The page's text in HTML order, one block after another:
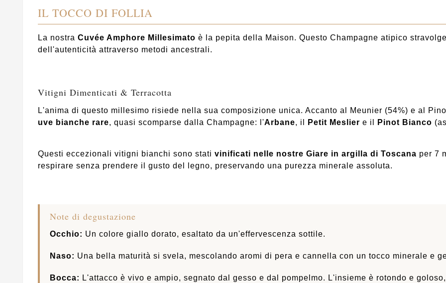
IL TOCCO DI FOLLIA
La nostra Cuvée Amphore Millesimato è la pepita della Maison. Questo Champagne atipico
dell'autenticità attraverso metodi ancestrali.
Vitigni Dimenticati & Terracotta
L'anima di questo millesimo risiede nella sua composizione unica. Accanto al Meunier (54%) e al
uve bianche rare, quasi scomparse dalla Champagne: l'Arbane, il Petit Meslier e il Pinot Bianco
Questi eccezionali vitigni bianchi sono stati vinificati nelle nostre Giare in argilla di Toscana per 7
respirare senza prendere il gusto del legno, preservando una purezza minerale assoluta.
Note di degustazione
Occhio: Un colore giallo dorato, esaltato da un'effervescenza sottile.
Naso: Una bella maturità si svela, mescolando aromi di pera e cannella con un tocco minerale e
Bocca: L'attacco è vivo e ampio, segnato dal gesso e dal pompelmo. L'insieme è rotondo e